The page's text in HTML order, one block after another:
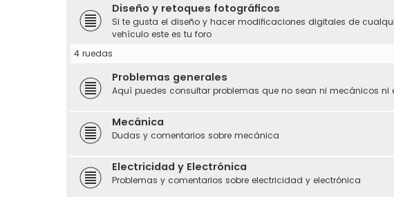
Diseño y retoques fotográficos
Si te gusta el diseño y hacer modificaciones digitales de
vehículo este es tu foro
4 ruedas
Problemas generales
Aquí puedes consultar problemas que no sean ni mecánicos ni
Mecánica
Dudas y comentarios sobre mecánica
Electricidad y Electrónica
Problemas y comentarios sobre electricidad y electrónica